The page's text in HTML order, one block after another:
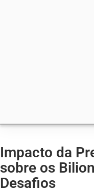
Impacto da
sobre os
Desafios